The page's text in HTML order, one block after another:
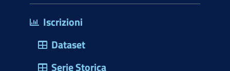
Iscrizioni
Dataset
Serie Storica